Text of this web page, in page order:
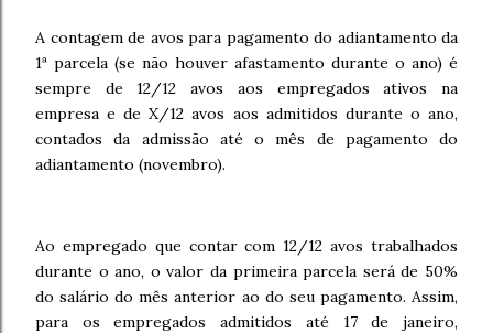
A contagem de avos para pagamento do adiantamento da
1ª parcela (se não houver afastamento durante o ano) é
sempre de 12/12 avos aos empregados ativos na
empresa e de X/12 avos aos admitidos durante o ano,
contados da admissão até o mês de pagamento do
adiantamento (novembro).
Ao empregado que contar com 12/12 avos trabalhados
durante o ano, o valor da primeira parcela será de 50%
do salário do mês anterior ao do seu pagamento. Assim,
para os empregados admitidos até 17 de janeiro,